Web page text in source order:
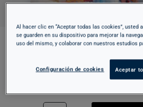
REFLEJADAS
Al hacer clic en “Aceptar todas las cookies”, usted
se guarden en su dispositivo para mejorar la
uso del mismo, y colaborar con nuestros estudios
Configuración de cookies Aceptar